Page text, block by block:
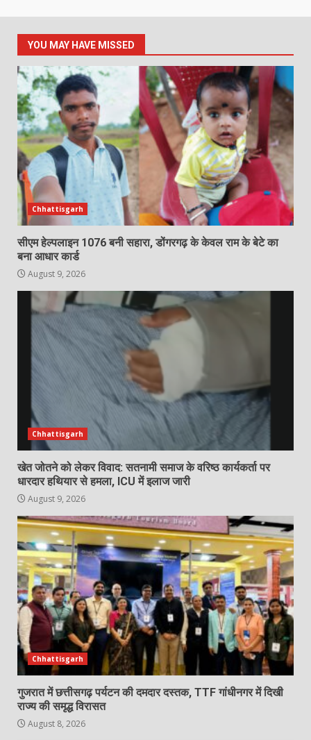
YOU MAY HAVE MISSED
Chhattisgarh
सीएम हेल्पलाइन 1076 बनी सहारा, डोंगरगढ़ के केवल राम के बेटे का
बना आधार कार्ड
August 9, 2026
Chhattisgarh
खेत जोतने को लेकर विवाद: सतनामी समाज के वरिष्ठ कार्यकर्ता पर
धारदार हथियार से हमला, ICU में इलाज जारी
August 9, 2026
Chhattisgarh
गुजरात में छत्तीसगढ़ पर्यटन की दमदार दस्तक, TTF गांधीनगर में दिखी
राज्य की समृद्ध विरासत
August 8, 2026